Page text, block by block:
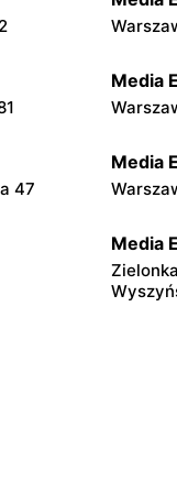
Media
47
Media
Media
200